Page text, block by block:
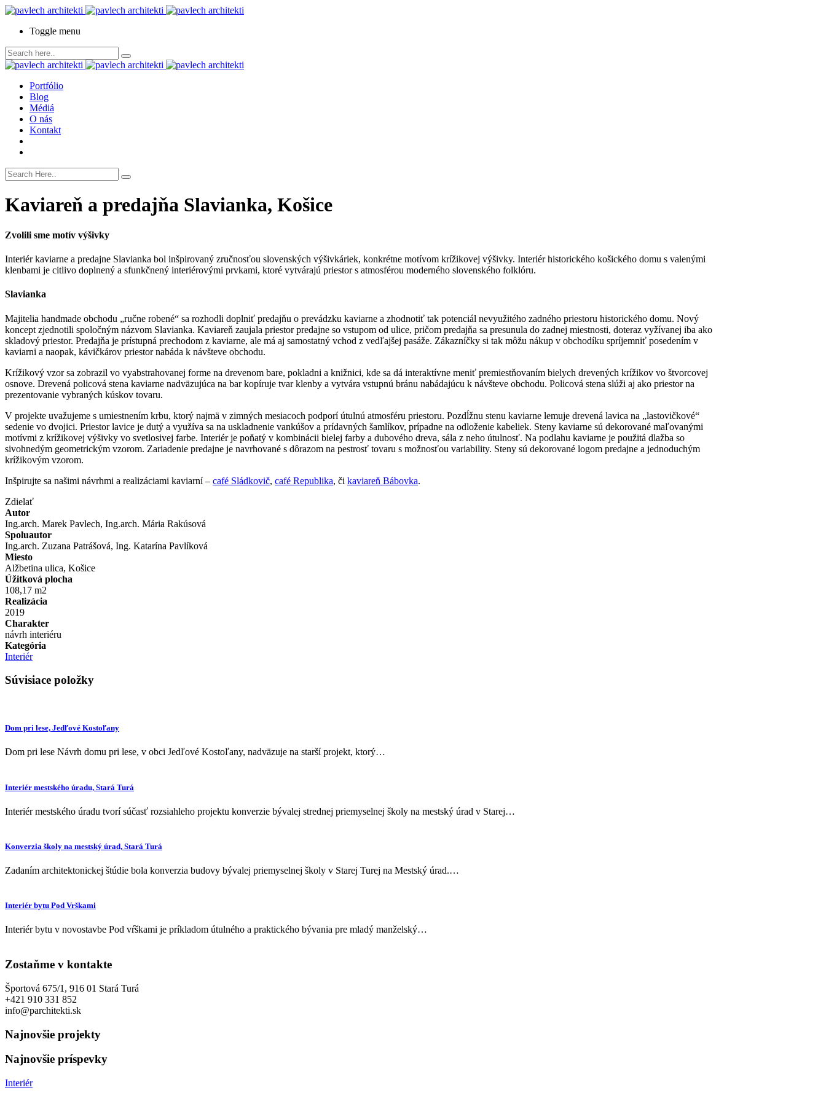
Toggle menu
Portfólio
Blog
Médiá
O nás
Kontakt
Kaviareň a predajňa Slavianka, Košice
Zvolili sme motív výšivky
Interiér kaviarne a predajne Slavianka bol inšpirovaný zručnosťou slovenských výšivkáriek, konkrétne motívom krížikovej výšivky. Interiér historického košického domu s valenými
klenbami je citlivo doplnený a sfunkčnený interiérovými prvkami, ktoré vytvárajú priestor s atmosférou moderného slovenského folklóru.
Slavianka
Majitelia handmade obchodu „ručne robené“ sa rozhodli doplniť predajňu o prevádzku kaviarne a zhodnotiť tak potenciál nevyužitého zadného priestoru historického domu. Nový
koncept zjednotili spoločným názvom Slavianka. Kaviareň zaujala priestor predajne so vstupom od ulice, pričom predajňa sa presunula do zadnej miestnosti, doteraz vyžívanej iba ako
skladový priestor. Predajňa je prístupná prechodom z kaviarne, ale má aj samostatný vchod z vedľajšej pasáže. Zákazníčky si tak môžu nákup v obchodíku spríjemniť posedením v
kaviarni a naopak, kávičkárov priestor nabáda k návšteve obchodu.
Krížikový vzor sa zobrazil vo vyabstrahovanej forme na drevenom bare, pokladni a knižnici, kde sa dá interaktívne meniť premiestňovaním bielych drevených krížikov vo štvorcovej
osnove. Drevená policová stena kaviarne nadväzujúca na bar kopíruje tvar klenby a vytvára vstupnú bránu nabádajúcu k návšteve obchodu. Policová stena slúži aj ako priestor na
prezentovanie vybraných kúskov tovaru.
V projekte uvažujeme s umiestnením krbu, ktorý najmä v zimných mesiacoch podporí útulnú atmosféru priestoru. Pozdĺžnu stenu kaviarne lemuje drevená lavica na „lastovičkové“
sedenie vo dvojici. Priestor lavice je dutý a využíva sa na uskladnenie vankúšov a prídavných šamlíkov, prípadne na odloženie kabeliek. Steny kaviarne sú dekorované maľovanými
motívmi z krížikovej výšivky vo svetlosivej farbe. Interiér je poňatý v kombinácii bielej farby a dubového dreva, sála z neho útulnosť. Na podlahu kaviarne je použitá dlažba so
sivohnedým geometrickým vzorom. Zariadenie predajne je navrhované s dôrazom na pestrosť tovaru s možnosťou variability. Steny sú dekorované logom predajne a jednoduchým
krížikovým vzorom.
Inšpirujte sa našimi návrhmi a realizáciami kaviarní – café Sládkovič, café Republika, či kaviareň Bábovka.
Zdielať
Autor
Ing.arch. Marek Pavlech, Ing.arch. Mária Rakúsová
Spoluautor
Ing.arch. Zuzana Patrášová, Ing. Katarína Pavlíková
Miesto
Alžbetina ulica, Košice
Úžitková plocha
108,17 m2
Realizácia
2019
Charakter
návrh interiéru
Kategória
Interiér
Súvisiace položky
Dom pri lese, Jedľové Kostoľany
Dom pri lese Návrh domu pri lese, v obci Jedľové Kostoľany, nadväzuje na starší projekt, ktorý…
Interiér mestského úradu, Stará Turá
Interiér mestského úradu tvorí súčasť rozsiahleho projektu konverzie bývalej strednej priemyselnej školy na mestský úrad v Starej…
Konverzia školy na mestský úrad, Stará Turá
Zadaním architektonickej štúdie bola konverzia budovy bývalej priemyselnej školy v Starej Turej na Mestský úrad.…
Interiér bytu Pod Vrškami
Interiér bytu v novostavbe Pod vŕškami je príkladom útulného a praktického bývania pre mladý manželský…
Zostaňme v kontakte
Športová 675/1, 916 01 Stará Turá
+421 910 331 852
info@parchitekti.sk
Najnovšie projekty
Najnovšie príspevky
Interiér